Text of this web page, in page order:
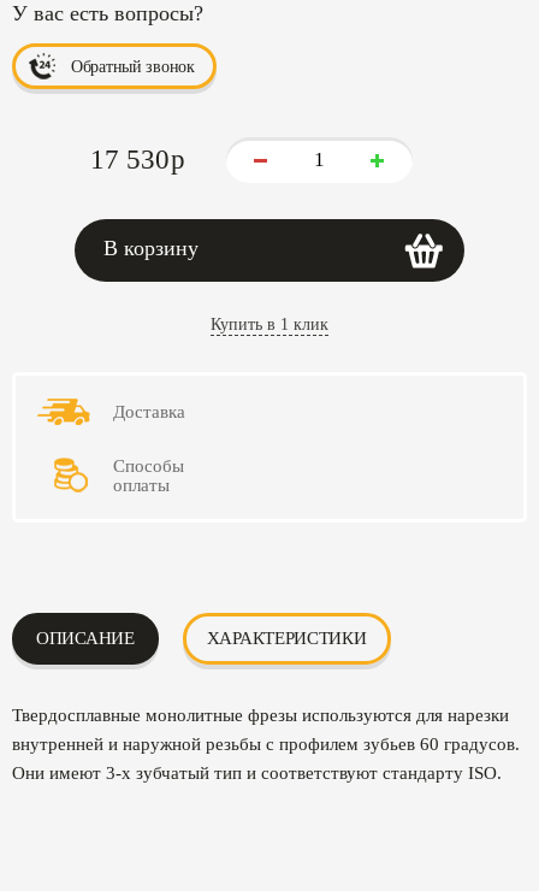
У вас есть вопросы?
Обратный звонок
17 530p
В корзину
Купить в 1 клик
Доставка
Способы
оплаты
ОПИСАНИЕ ХАРАКТЕРИСТИКИ
Твердосплавные монолитные фрезы используются для нарезки
внутренней и наружной резьбы с профилем зубьев 60 градусов.
Они имеют 3-х зубчатый тип и соответствуют стандарту ISO.